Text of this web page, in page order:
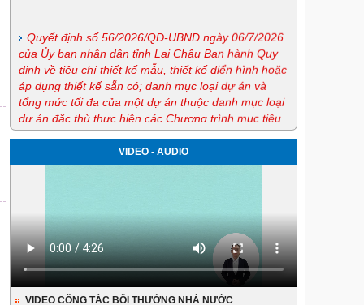
của Ủy ban nhân dân tỉnh Lai Châu Ban hành Quy
định về tiêu chí thiết kế mẫu, thiết kế điển hình hoặc
áp dụng thiết kế sẵn có; danh mục loại dự án và
tổng mức tối đa của một dự án thuộc danh mục loại
dự án đặc thù thực hiện các Chương trình mục tiêu
Châu
Nghị định số 163/2026/NĐ-CP ngày 15/5/2026 của
Sở
Lịch tiếp công dân thường xuyên tháng 7 của Sở
Tư pháp
Lịch tiếp công dân thường xuyên tháng 7 của
Trung tâm trợ giúp pháp lý nhà nước
VIDEO - AUDIO
VIDEO CÔNG TÁC BỒI THƯỜNG NHÀ NƯỚC